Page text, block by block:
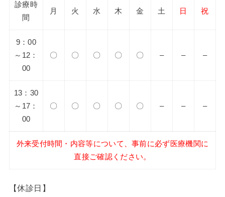
診療時
間
月 火 水 木 金 土 日 祝
9：00
～12：
00
〇 〇 〇 〇 〇 – – –
13：30
～17：
00
〇 〇 〇 〇 〇 – – –
外来受付時間・内容等について、事前に必ず医療機関に
直接ご確認ください。
【休診日】